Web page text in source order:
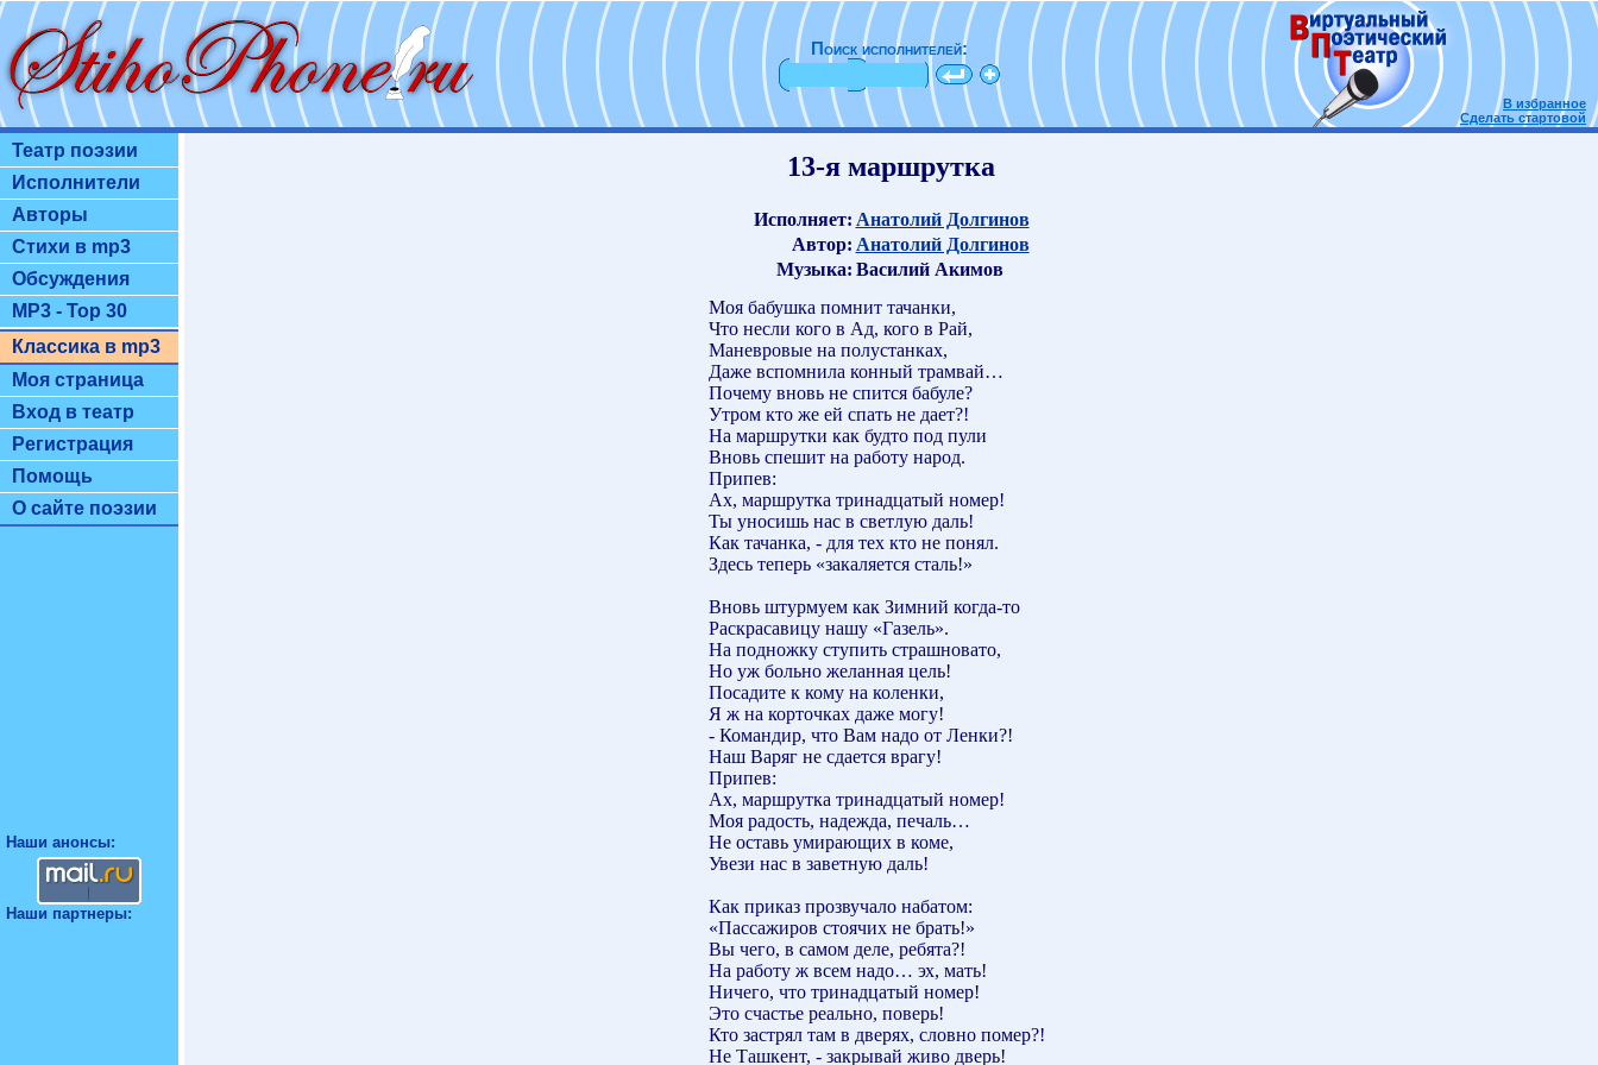
Поиск исполнителей:
В избранное
Сделать стартовой
Театр поэзии
Исполнители
Авторы
Стихи в mp3
Обсуждения
MP3 - Top 30
Классика в mp3
Моя страница
Вход в театр
Регистрация
Помощь
О сайте поэзии
Наши анонсы:
Наши партнеры:
13-я маршрутка
Исполняет: Анатолий Долгинов
Автор: Анатолий Долгинов
Музыка: Василий Акимов
Моя бабушка помнит тачанки,
Что несли кого в Ад, кого в Рай,
Маневровые на полустанках,
Даже вспомнила конный трамвай…
Почему вновь не спится бабуле?
Утром кто же ей спать не дает?!
На маршрутки как будто под пули
Вновь спешит на работу народ.
Припев:
Ах, маршрутка тринадцатый номер!
Ты уносишь нас в светлую даль!
Как тачанка, - для тех кто не понял.
Здесь теперь «закаляется сталь!»
Вновь штурмуем как Зимний когда-то
Раскрасавицу нашу «Газель».
На подножку ступить страшновато,
Но уж больно желанная цель!
Посадите к кому на коленки,
Я ж на корточках даже могу!
- Командир, что Вам надо от Ленки?!
Наш Варяг не сдается врагу!
Припев:
Ах, маршрутка тринадцатый номер!
Моя радость, надежда, печаль…
Не оставь умирающих в коме,
Увези нас в заветную даль!
Как приказ прозвучало набатом:
«Пассажиров стоячих не брать!»
Вы чего, в самом деле, ребята?!
На работу ж всем надо… эх, мать!
Ничего, что тринадцатый номер!
Это счастье реально, поверь!
Кто застрял там в дверях, словно помер?!
Не Ташкент, - закрывай живо дверь!